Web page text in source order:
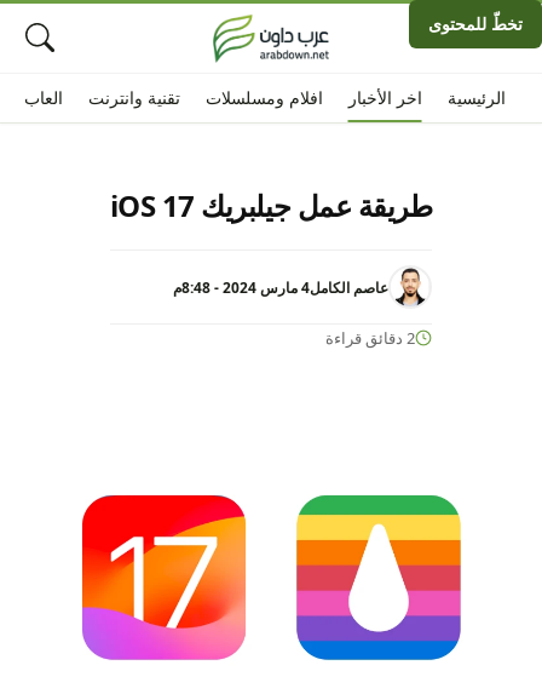
تخطّ للمحتوى
الرئيسية افلام ومسلسلات تقنية وانترنت العاب اخر الأخبار
طريقة عمل جيلبريك iOS 17
عاصم الكامل4 مارس 2024 - 8:48م
2 دقائق قراءة